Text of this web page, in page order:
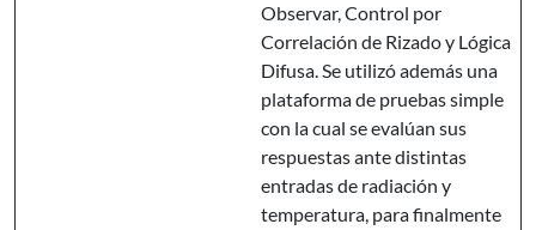
Observar, Control por
Correlación de Rizado y Lógica
Difusa. Se utilizó además una
plataforma de pruebas simple
con la cual se evalúan sus
respuestas ante distintas
entradas de radiación y
temperatura, para finalmente